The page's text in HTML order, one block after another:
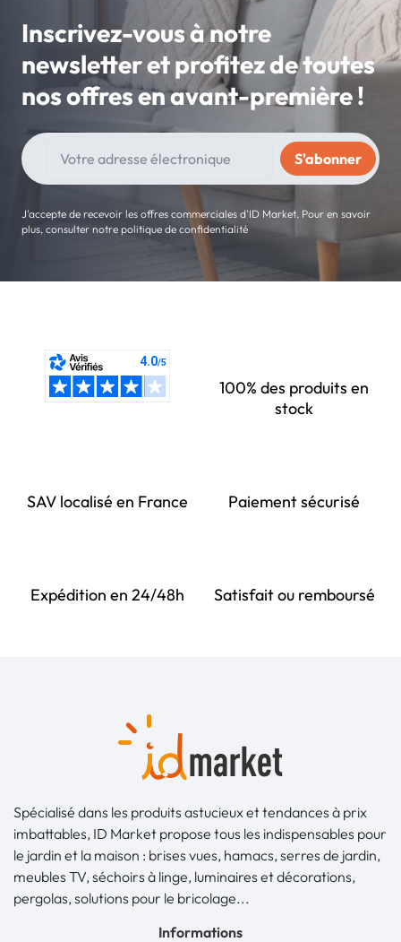
Inscrivez-vous à notre
newsletter et profitez de toutes
nos offres en avant-première !
J'accepte de recevoir les offres commerciales d'ID Market. Pour en savoir
plus, consulter notre politique de confidentialité
100% des produits en
stock
SAV localisé en France Paiement sécurisé
Expédition en 24/48h Satisfait ou remboursé
Spécialisé dans les produits astucieux et tendances à prix
imbattables, ID Market propose tous les indispensables pour
le jardin et la maison : brises vues, hamacs, serres de jardin,
meubles TV, séchoirs à linge, luminaires et décorations,
pergolas, solutions pour le bricolage...
Informations